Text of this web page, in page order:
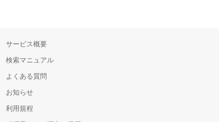
サービス概要
検索マニュアル
よくある質問
お知らせ
利用規程